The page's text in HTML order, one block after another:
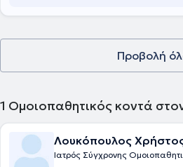
Προβολή
1 Ομοιοπαθητικός κοντά
Λουκόπουλος
Ιατρός Σύγχρονης